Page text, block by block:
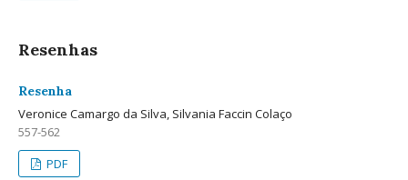
Resenhas
Resenha
Veronice Camargo da Silva, Silvania Faccin Colaço
557-562
PDF